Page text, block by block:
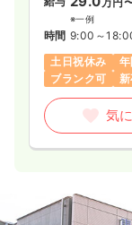
※一例
時間 9:00～
土日祝休み
ブランク可
気